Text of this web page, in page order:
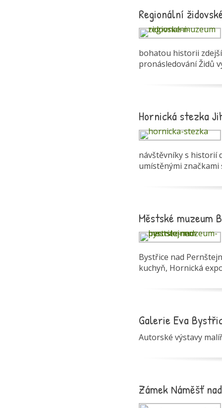
Regionální
bohatou historii
pronásledování Židů
Hornická stezka
návštěvníky s historií
umístěnými značkami
Městské muzeum
Bystřice nad
kuchyň, Hornická
Galerie Eva
Autorské výstavy
Zámek Náměšť